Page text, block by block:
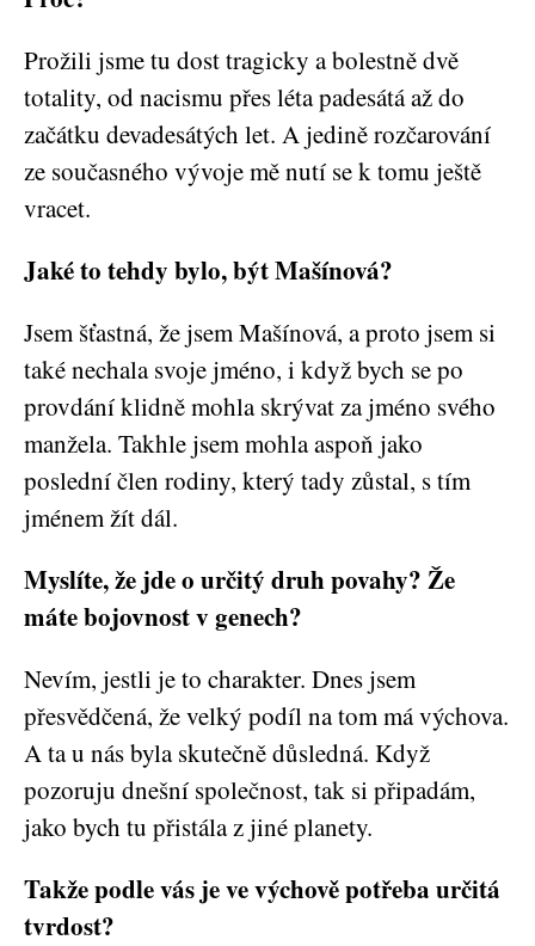
Prožili jsme tu dost tragicky a bolestně dvě
totality, od nacismu přes léta padesátá až do
začátku devadesátých let. A jedině rozčarování
ze současného vývoje mě nutí se k tomu ještě
vracet.
Jaké to tehdy bylo, být Mašínová?
Jsem šťastná, že jsem Mašínová, a proto jsem si
také nechala svoje jméno, i když bych se po
provdání klidně mohla skrývat za jméno svého
manžela. Takhle jsem mohla aspoň jako
poslední člen rodiny, který tady zůstal, s tím
jménem žít dál.
Myslíte, že jde o určitý druh povahy? Že
máte bojovnost v genech?
Nevím, jestli je to charakter. Dnes jsem
přesvědčená, že velký podíl na tom má výchova.
A ta u nás byla skutečně důsledná. Když
pozoruju dnešní společnost, tak si připadám,
jako bych tu přistála z jiné planety.
Takže podle vás je ve výchově potřeba určitá
tvrdost?